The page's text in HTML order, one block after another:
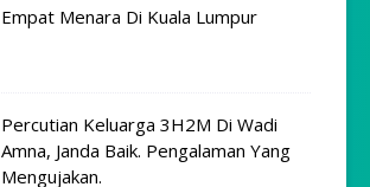
Empat Menara Di Kuala Lumpur
Percutian Keluarga 3H2M Di Wadi
Amna, Janda Baik. Pengalaman Yang
Mengujakan.